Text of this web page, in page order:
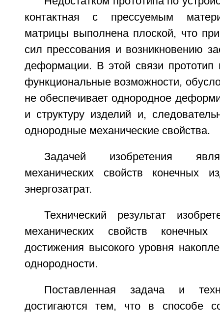
контактная с прессуемым
матрицы выполнена плоской, что
сил прессования и возникновению
деформации. В этой связи прототип
функциональные возможности,
не обеспечивает однородное
и структуру изделий и,
однородные механические свойства.
Задачей изобретения
механических свойств конечных
энергозатрат.
Технический результат
механических свойств
достижения высокого уровня
однородности.
Поставленная задача и
достигаются тем, что в способе